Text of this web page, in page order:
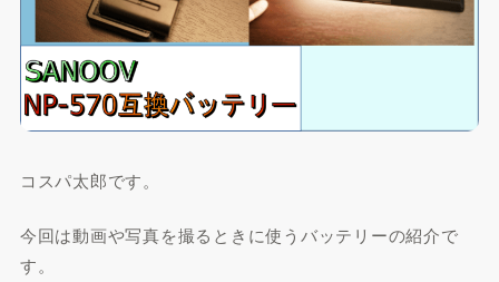
コスパ太郎です。
今回は動画や写真を撮るときに使うバッテリーの紹介で
す。